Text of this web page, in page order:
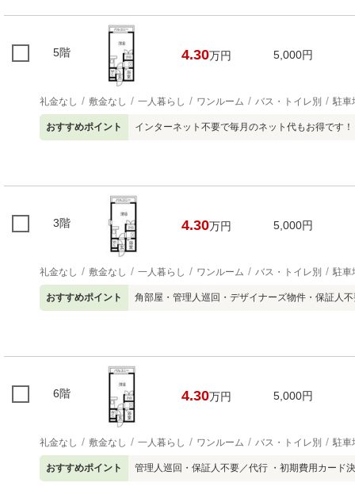
5階 4.30万円 5,000円
礼金なし 敷金なし 一人暮らし ワンルーム バス・トイレ別 駐車
おすすめポイント インターネット不要で毎月のネット代もお得です！
3階 4.30万円 5,000円
礼金なし 敷金なし 一人暮らし ワンルーム バス・トイレ別 駐車
おすすめポイント 角部屋・管理人巡回・デザイナーズ物件・保証人
6階 4.30万円 5,000円
礼金なし 敷金なし 一人暮らし ワンルーム バス・トイレ別 駐車
おすすめポイント 管理人巡回・保証人不要／代行 ・初期費用カード